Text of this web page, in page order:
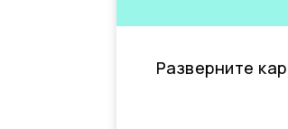
Разверните